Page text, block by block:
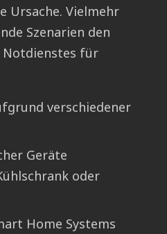
Ursache. Vielmehr
Szenarien den
Notdienstes für
verschiedener
Geräte
oder
Home Systems